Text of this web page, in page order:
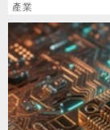
產業